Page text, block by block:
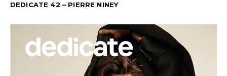
DEDICATE 42 – PIERRE NINEY